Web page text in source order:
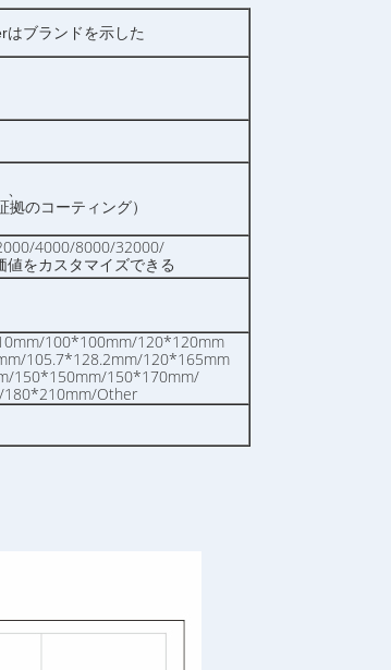
ブランドを示した
のコーティング）
4000/8000/32000/
をカスタマイズできる
100*100mm/120*120mm
105.7*128.2mm/120*165mm
150*150mm/150*170mm/
Other